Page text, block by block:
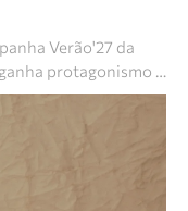
Verão'27 da
protagonismo …